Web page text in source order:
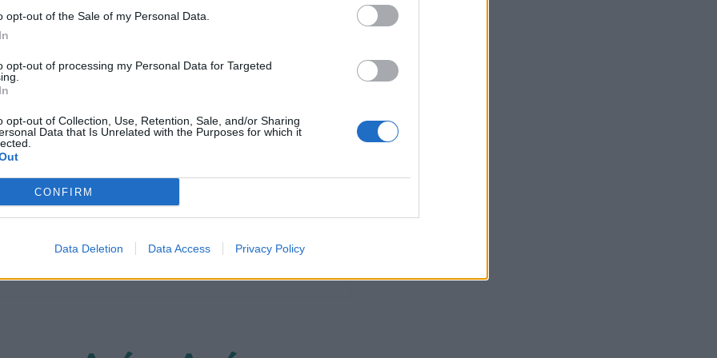
opt-out of the Sale of my Personal Data.
opt-out of processing my Personal Data for Targeted
opt-out of Collection, Use, Retention, Sale, and/or Sharing
Data that Is Unrelated with the Purposes for which it
CONFIRM
Data Deletion Data Access Privacy Policy
Τι να κάνουν οι γονείς, τι λέει νέα εγκύκλιος
τραπέζι
προσβολές